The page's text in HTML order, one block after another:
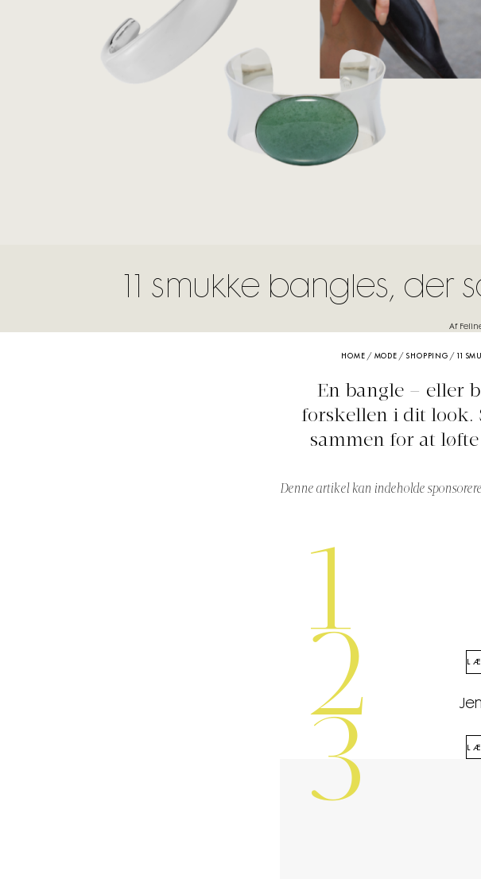
11 smukke bangles, der
Af
HOME / MODE / SHOPPING / 11
En bangle – eller
forskellen i dit
sammen for at
Denne artikel kan indeholde
1
2
3